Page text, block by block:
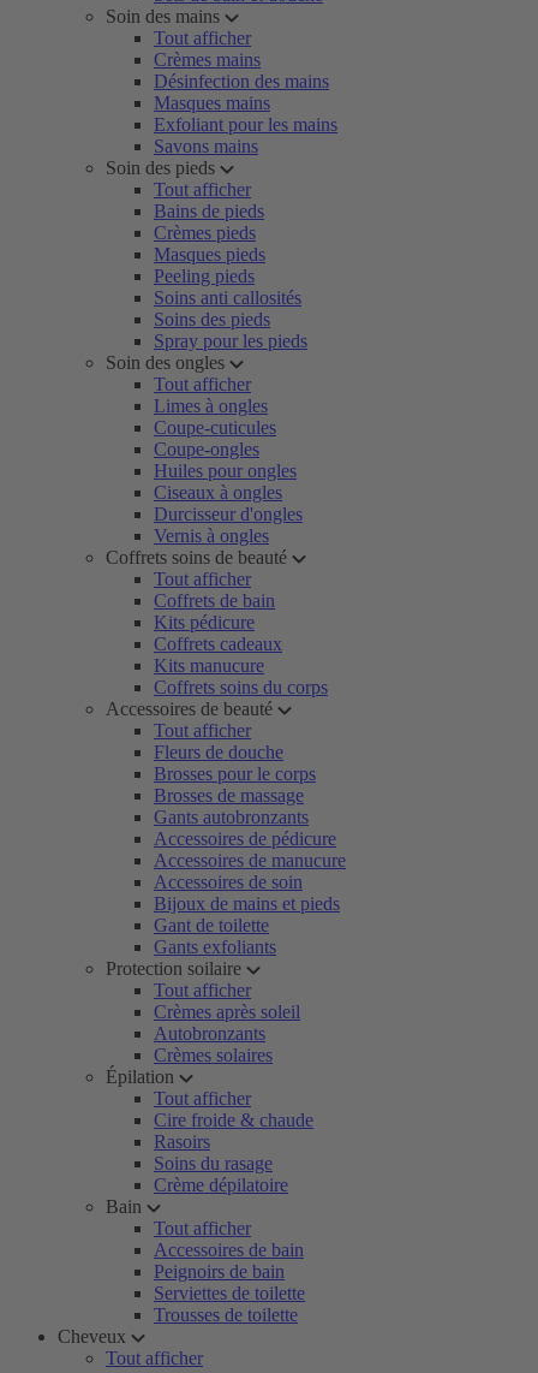
Soin des mains
Tout afficher
Crèmes mains
Désinfection des mains
Masques mains
Exfoliant pour les mains
Savons mains
Soin des pieds
Tout afficher
Bains de pieds
Crèmes pieds
Masques pieds
Peeling pieds
Soins anti callosités
Soins des pieds
Spray pour les pieds
Soin des ongles
Tout afficher
Limes à ongles
Coupe-cuticules
Coupe-ongles
Huiles pour ongles
Ciseaux à ongles
Durcisseur d'ongles
Vernis à ongles
Coffrets soins de beauté
Tout afficher
Coffrets de bain
Kits pédicure
Coffrets cadeaux
Kits manucure
Coffrets soins du corps
Accessoires de beauté
Tout afficher
Fleurs de douche
Brosses pour le corps
Brosses de massage
Gants autobronzants
Accessoires de pédicure
Accessoires de manucure
Accessoires de soin
Bijoux de mains et pieds
Gant de toilette
Gants exfoliants
Protection soilaire
Tout afficher
Crèmes après soleil
Autobronzants
Crèmes solaires
Épilation
Tout afficher
Cire froide & chaude
Rasoirs
Soins du rasage
Crème dépilatoire
Bain
Tout afficher
Accessoires de bain
Peignoirs de bain
Serviettes de toilette
Trousses de toilette
Cheveux
Tout afficher